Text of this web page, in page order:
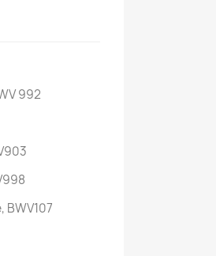
992
BWV107